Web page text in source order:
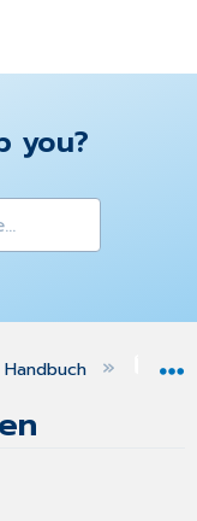
you?
Handbuch